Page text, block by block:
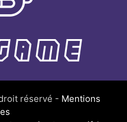
réservé - Mentions